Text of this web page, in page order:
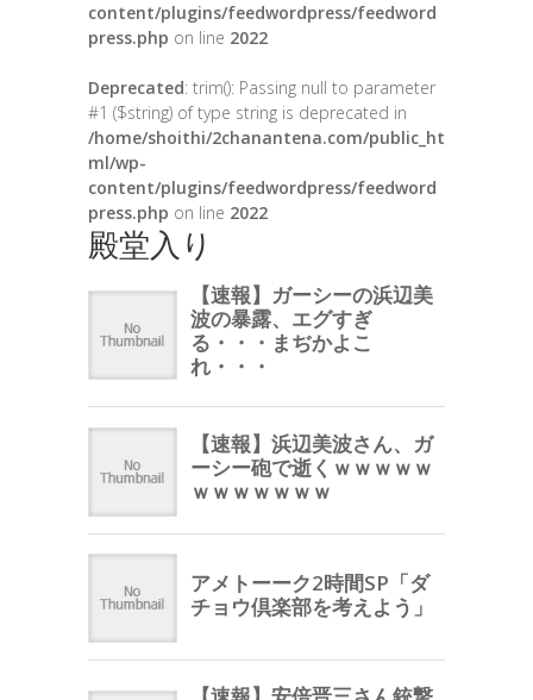
content/plugins/feedwordpress/feedword
press.php on line 2022
Deprecated: trim(): Passing null to parameter
#1 ($string) of type string is deprecated in
/home/shoithi/2chanantena.com/public_ht
ml/wp-
content/plugins/feedwordpress/feedword
press.php on line 2022
殿堂入り